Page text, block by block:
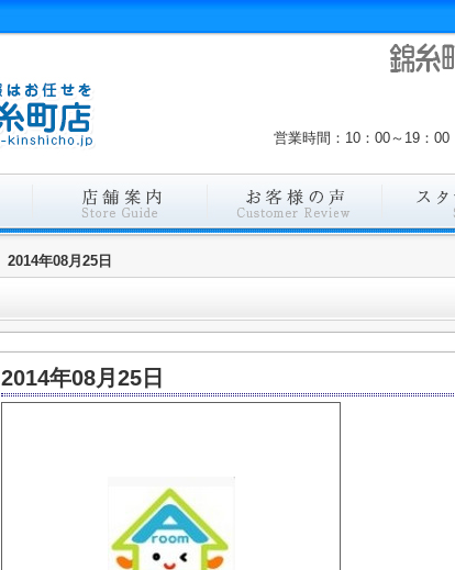
営業時間：10：00～19：
2014年08月25日
2014年08月25日